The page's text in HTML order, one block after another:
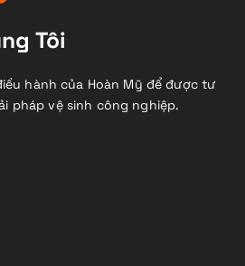
Tôi
hành của Hoàn Mỹ để được tư
pháp vệ sinh công nghiệp.